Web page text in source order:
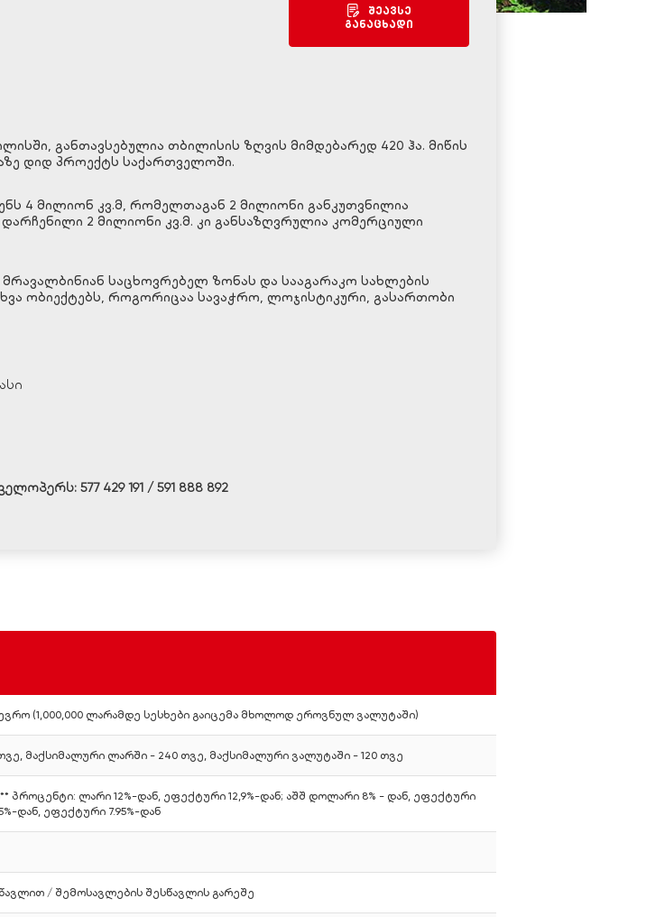
შეავსე
განაცხადი
განთავსებულია თბილისის ზღვის მიმდებარედ 420 ჰა. მიწის
დიდ პროექტს საქართველოში.
4 მილიონ კვ.მ, რომელთაგან 2 მილიონი განკუთვნილია
2 მილიონი კვ.მ. კი განსაზღვრულია კომერციული
საცხოვრებელ ზონას და სააგარაკო სახლების
ობიექტებს, როგორიცაა სავაჭრო, ლოჯისტიკური, გასართობი
577 429 191 / 591 888 892
(1,000,000 ლარამდე სესხები გაიცემა მხოლოდ ეროვნულ ვალუტაში)
მაქსიმალური ლარში - 240 თვე, მაქსიმალური ვალუტაში - 120 თვე
პროცენტი: ლარი 12%-დან, ეფექტური 12,9%-დან; აშშ დოლარი 8% - დან, ეფექტური
დან, ეფექტური 7.95%-დან
/ შემოსავლების შესწავლის გარეშე